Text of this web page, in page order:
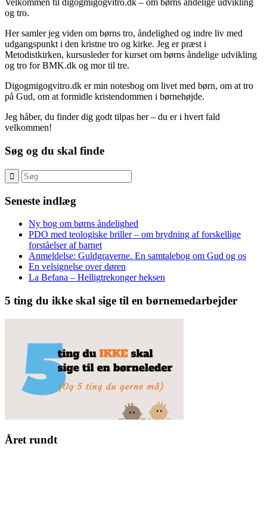
Velkommen til digogmigogvitro.dk – om børns åndelige udvikling
og tro.
Her samler jeg viden om børns tro, åndelighed og indre liv med
udgangspunkt i den kristne tro og kirke. Jeg er præst i
Metodistkirken, kursusleder for kurset om børns åndelige udvikling
og tro for BMK.dk og mor til tre.
Digogmigogvitro.dk er min notesbog om livet med børn, om at tro
på Gud, om at formidle kristendommen i børnehøjde.
Jeg håber, du finder dig godt tilpas her – du er i hvert fald
velkommen!
Søg og du skal finde
Seneste indlæg
Ny bog om børns åndelighed
PDO med teologiske briller – om brydning af forskellige
forståelser af barnet
Anmeldelse: Guldgraverne. En samtalebog om Gud og os
En velsignelse over døren
La Befana – Helligtrekonger heksen
5 ting du ikke skal sige til en børnemedarbejder
Året rundt